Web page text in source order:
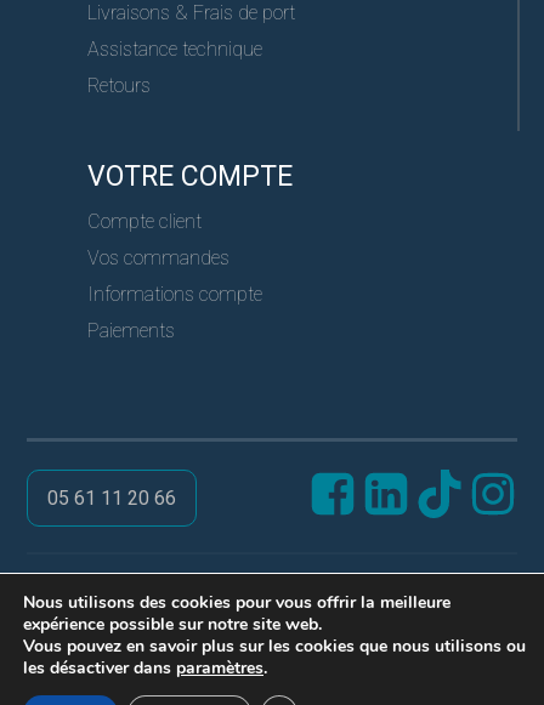
Livraisons & Frais de port
Assistance technique
Retours
VOTRE COMPTE
Compte client
Vos commandes
Informations compte
Paiements
05 61 11 20 66
@ PRO SERVICES CLES
Réalisation ARPEGA
Mentions légales
Nous utilisons des cookies pour vous offrir la meilleure
expérience possible sur notre site web.
Vous pouvez en savoir plus sur les cookies que nous utilisons ou
les désactiver dans paramètres.